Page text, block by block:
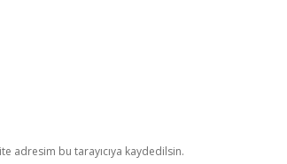
adresim bu tarayıcıya kaydedilsin.